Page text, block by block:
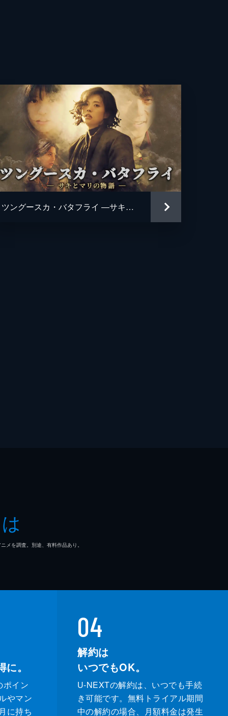
ツングースカ・バタフライ ―サキとマリの物語―
を調査。別途、有料作品あり。
。
ポイン
やマン
に持ち
04
解約は
いつでもOK。
U-NEXTの解約は、いつでも手続
き可能です。無料トライアル期間
中の解約の場合、月額料金は発生